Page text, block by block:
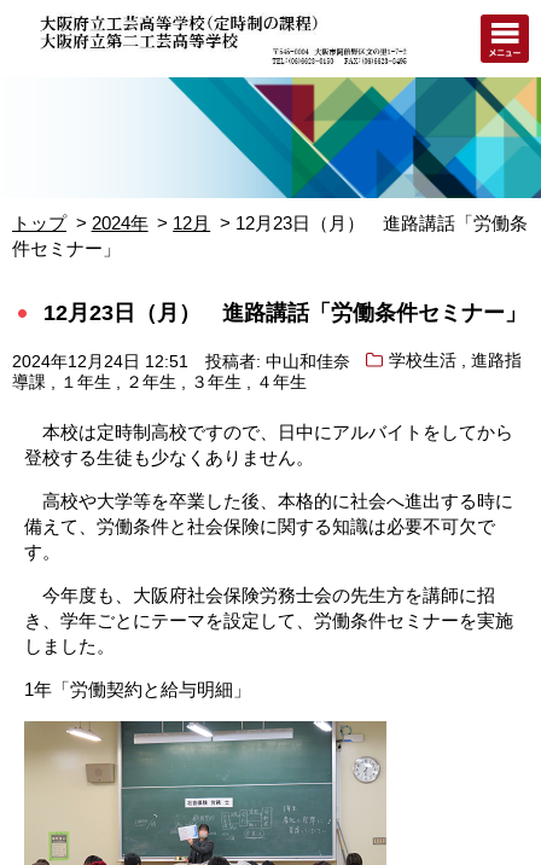
トップ 2024年 12月
12月23日（月） 進路講話「労働条
件セミナー」
12月23日（月） 進路講話「労働条件セミナー」
2024年12月24日 12:51 投稿者: 中山和佳奈 学校生活 ,進路指
導課 , １年生 , ２年生 , ３年生 , ４年生
本校は定時制高校ですので、日中にアルバイトをしてから
登校する生徒も少なくありません。
高校や大学等を卒業した後、本格的に社会へ進出する時に
備えて、労働条件と社会保険に関する知識は必要不可欠で
す。
今年度も、大阪府社会保険労務士会の先生方を講師に招
き、学年ごとにテーマを設定して、労働条件セミナーを実施
しました。
1年「労働契約と給与明細」